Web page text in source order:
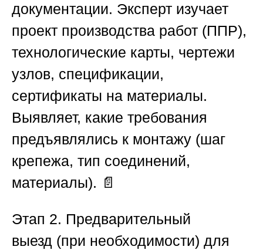
документации. Эксперт изучает
проект производства работ (ППР),
технологические карты, чертежи
узлов, спецификации,
сертификаты на материалы.
Выявляет, какие требования
предъявлялись к монтажу (шаг
крепежа, тип соединений,
материалы). 📄
Этап 2. Предварительный
выезд (при необходимости) для